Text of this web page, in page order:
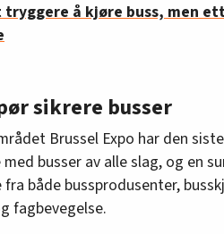
tryggere å kjøre buss, men
sikrere busser
Brussel Expo har den
med busser av alle slag, og en
både bussprodusenter,
fagbevegelse.